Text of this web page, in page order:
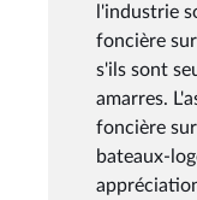
l'industrie
foncière
s'ils sont
amarres.
foncière
bateaux-